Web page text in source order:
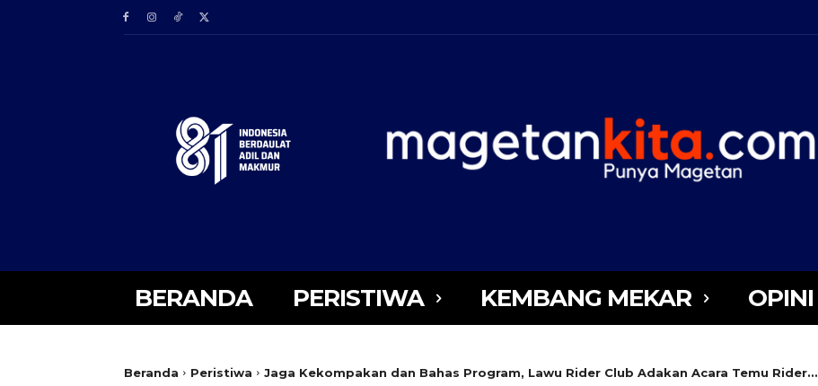
BERANDA PERISTIWA KEMBANG MEKAR OPINI
Beranda Peristiwa Jaga Kekompakan dan Bahas Program, Lawu Rider Club Adakan Acara Temu Rider...